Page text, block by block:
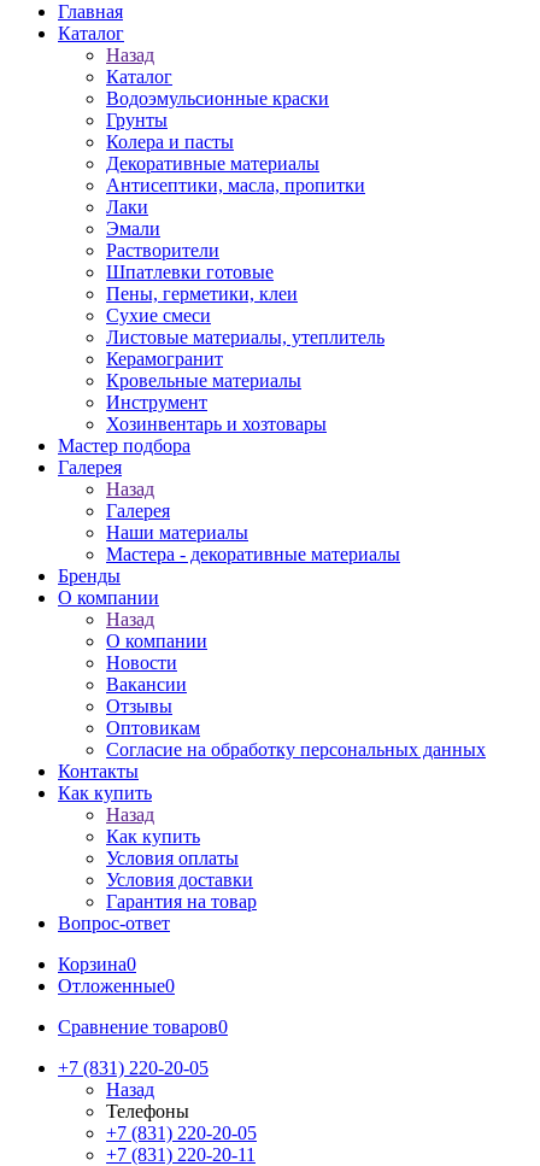
Главная
Каталог
Назад
Каталог
Водоэмульсионные краски
Грунты
Колера и пасты
Декоративные материалы
Антисептики, масла, пропитки
Лаки
Эмали
Растворители
Шпатлевки готовые
Пены, герметики, клеи
Сухие смеси
Листовые материалы, утеплитель
Керамогранит
Кровельные материалы
Инструмент
Хозинвентарь и хозтовары
Мастер подбора
Галерея
Назад
Галерея
Наши материалы
Мастера - декоративные материалы
Бренды
О компании
Назад
О компании
Новости
Вакансии
Отзывы
Оптовикам
Cогласие на обработку персональных данных
Контакты
Как купить
Назад
Как купить
Условия оплаты
Условия доставки
Гарантия на товар
Вопрос-ответ
Корзина0
Отложенные0
Сравнение товаров0
+7 (831) 220-20-05
Назад
Телефоны
+7 (831) 220-20-05
+7 (831) 220-20-11